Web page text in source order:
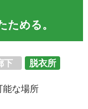
ためる。
下 脱衣所
能な場所